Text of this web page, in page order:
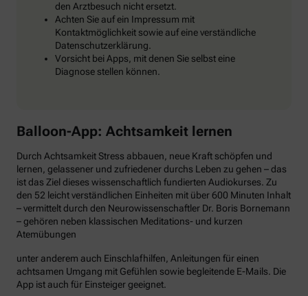
den Arztbesuch nicht ersetzt.
Achten Sie auf ein Impressum mit
Kontaktmöglichkeit sowie auf eine verständliche
Datenschutzerklärung.
Vorsicht bei Apps, mit denen Sie selbst eine
Diagnose stellen können.
Balloon-App: Achtsamkeit lernen
Durch Achtsamkeit Stress abbauen, neue Kraft schöpfen und
lernen, gelassener und zufriedener durchs Leben zu gehen – das
ist das Ziel dieses wissenschaftlich fundierten Audiokurses. Zu
den 52 leicht verständlichen Einheiten mit über 600 Minuten Inhalt
– vermittelt durch den Neurowissenschaftler Dr. Boris Bornemann
– gehören neben klassischen Meditations- und kurzen
Atemübungen
unter anderem auch Einschlafhilfen, Anleitungen für einen
achtsamen Umgang mit Gefühlen sowie begleitende E-Mails. Die
App ist auch für Einsteiger geeignet.